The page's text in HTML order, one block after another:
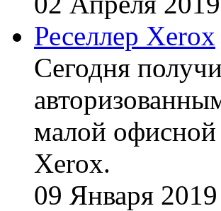
Реселлер Xerox
Сегодня
малой офисной
Xerox.
09 Января 2019